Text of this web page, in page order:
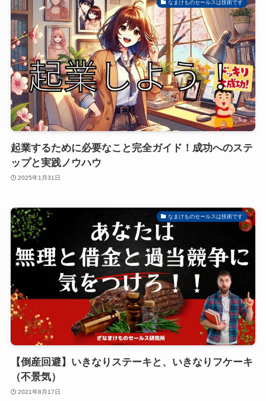
なまけものセールスは技術です
起業するために必要なこと完全ガイド！成功へのステ
ップと実践ノウハウ
2025年1月31日
なまけものセールスは技術です
【倒産回避】いきなりステーキと、いきなりフケーキ
（不景気）
2021年8月17日